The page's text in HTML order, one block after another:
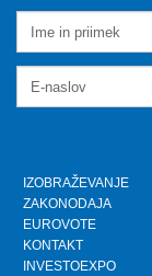
IZOBRAŽEVANJE
ZAKONODAJA
EUROVOTE
KONTAKT
INVESTOEXPO